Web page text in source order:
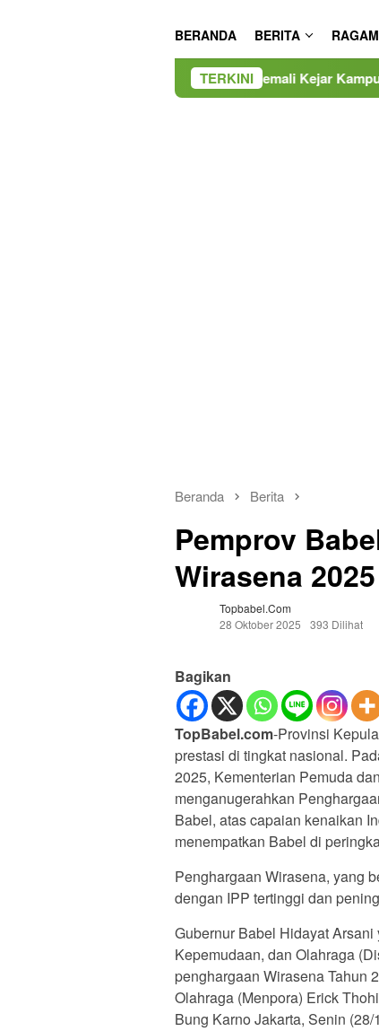
BERANDA BERITA
TERKINI
Dampingi Siswa Pemali Kejar Kampus Impian
Beranda Berita
Pemprov
Wirasena
Topbabel.com
28 Oktober 2025
393 Dilihat
Bagikan
TopBabel.com-Provinsi
prestasi di tingkat nasional.
2025, Kementerian Pemuda
menganugerahkan
Babel, atas capaian kenaikan
menempatkan Babel di
Penghargaan Wirasena, yang
dengan IPP tertinggi dan
Gubernur Babel Hidayat
Kepemudaan, dan Olahraga
penghargaan Wirasena Tahun
Olahraga (Menpora) Erick
Bung Karno Jakarta, Senin (28/